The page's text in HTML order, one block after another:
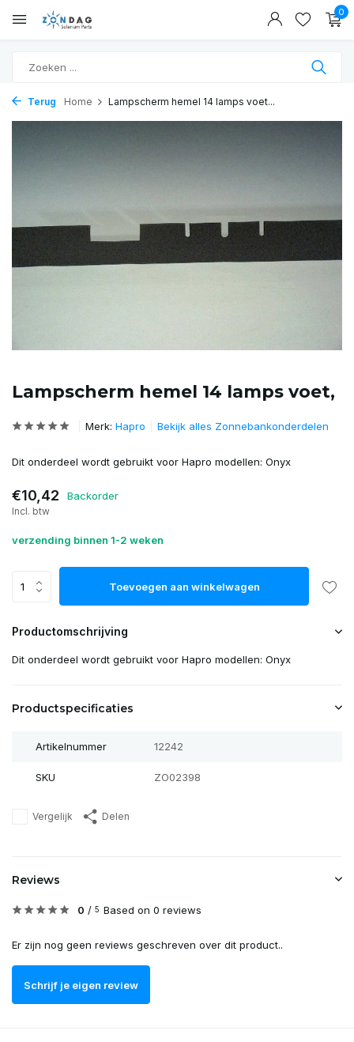
0
Terug Home Lampscherm hemel 14 lamps voet...
Lampscherm hemel 14 lamps voet,
Merk: Hapro Bekijk alles Zonnebankonderdelen
Dit onderdeel wordt gebruikt voor Hapro modellen: Onyx
€10,42 Backorder
Incl. btw
verzending binnen 1-2 weken
Toevoegen aan winkelwagen
Productomschrijving
Dit onderdeel wordt gebruikt voor Hapro modellen: Onyx
Productspecificaties
Artikelnummer 12242
SKU ZO02398
Vergelijk Delen
Reviews
0 / 5 Based on 0 reviews
Er zijn nog geen reviews geschreven over dit product..
Schrijf je eigen review